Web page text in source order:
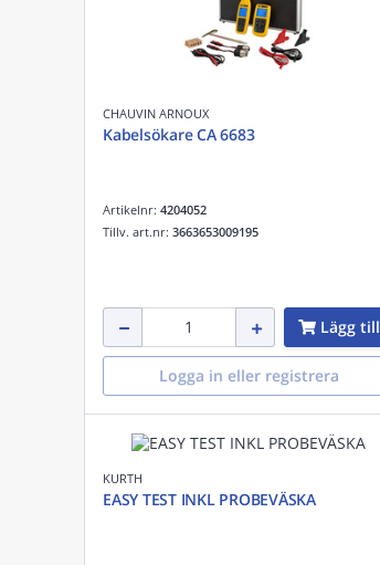
CHAUVIN ARNOUX
Kabelsökare CA 6683
Artikelnr: 4204052
Tillv. art.nr: 3663653009195
Lägg till
Logga in eller registrera
KURTH
EASY TEST INKL PROBEVÄSKA